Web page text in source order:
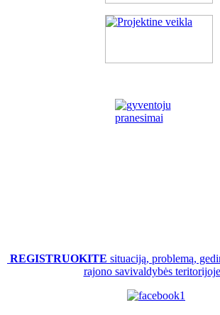
REGISTRUOKITE situaciją, problemą,
rajono savivaldybės